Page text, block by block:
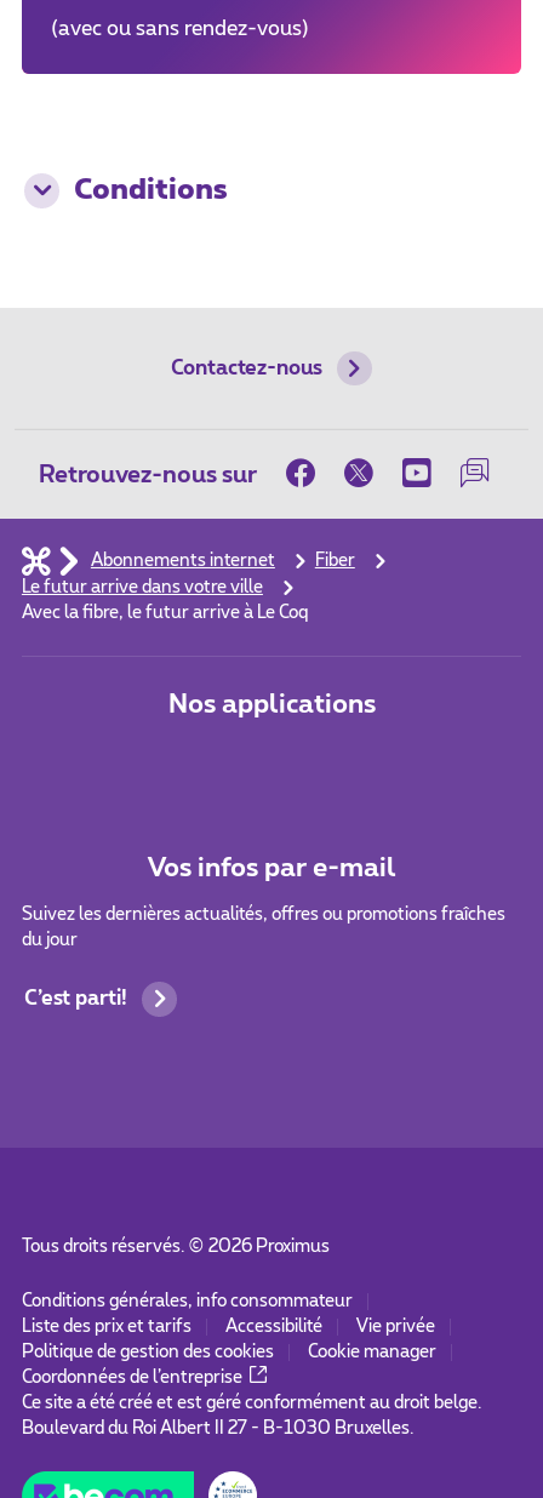
(avec ou sans rendez-vous)
Conditions
Contactez-nous
Retrouvez-nous sur
Abonnements internet
Fiber
Le futur arrive dans votre ville
Avec la fibre, le futur arrive à Le Coq
Nos applications
Vos infos par e-mail
Suivez les dernières actualités, offres ou promotions fraîches
du jour
C’est parti!
Tous droits réservés. © 2026Proximus
Conditions générales, info consommateur
Liste des prix et tarifs
Accessibilité
Vie privée
Politique de gestion des cookies
Cookie manager
Coordonnées de l’entreprise
Ce site a été créé et est géré conformément au droit belge.
Boulevard du Roi Albert II 27 - B-1030 Bruxelles.